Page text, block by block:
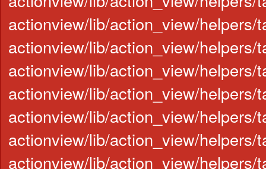
actionview/lib/action_view/helpers/
actionview/lib/action_view/
actionview/lib/action_view/helpers/
actionview/lib/action_view/helpers/
actionview/lib/action_view/helpers/
actionview/lib/action_view/
actionview/lib/action_view/helpers/